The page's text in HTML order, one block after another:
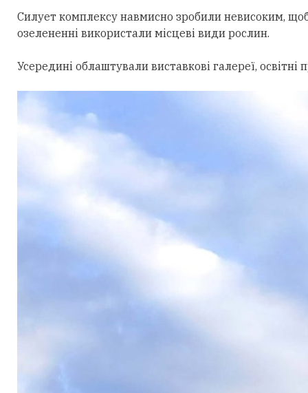
Силует комплексу навмисно зробили невисоким,
озелененні використали місцеві види рослин.
Усередині облаштували виставкові галереї,